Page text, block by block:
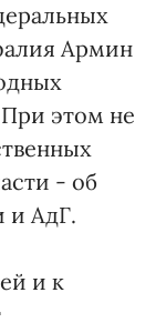
Армин
этом не
- об
и АдГ.
и к